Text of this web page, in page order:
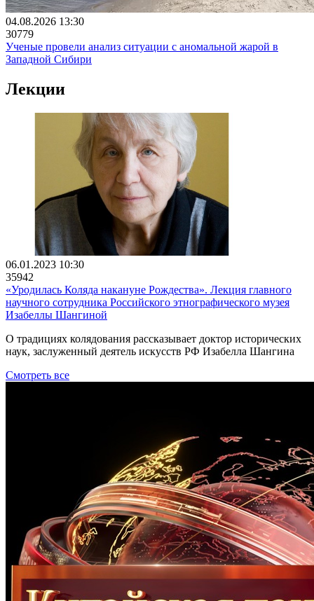
04.08.2026 13:30
30779
Ученые провели анализ ситуации с аномальной жарой в
Западной Сибири
Лекции
06.01.2023 10:30
35942
«Уродилась Коляда накануне Рождества». Лекция главного
научного сотрудника Российского этнографического музея
Изабеллы Шангиной
О традициях колядования рассказывает доктор исторических
наук, заслуженный деятель искусств РФ Изабелла Шангина
Смотреть все